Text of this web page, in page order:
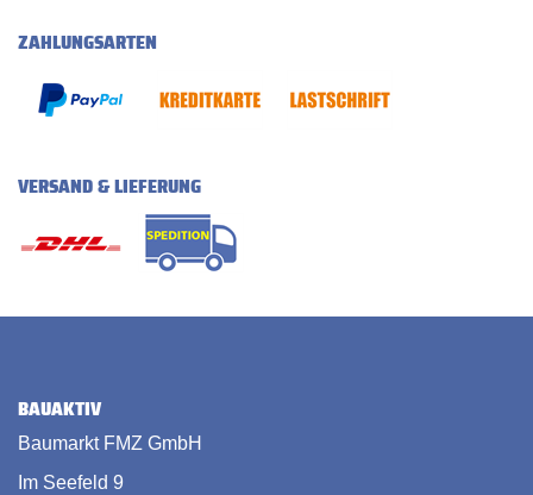
ZAHLUNGSARTEN
VERSAND & LIEFERUNG
BAUAKTIV
Baumarkt FMZ GmbH
Im Seefeld 9